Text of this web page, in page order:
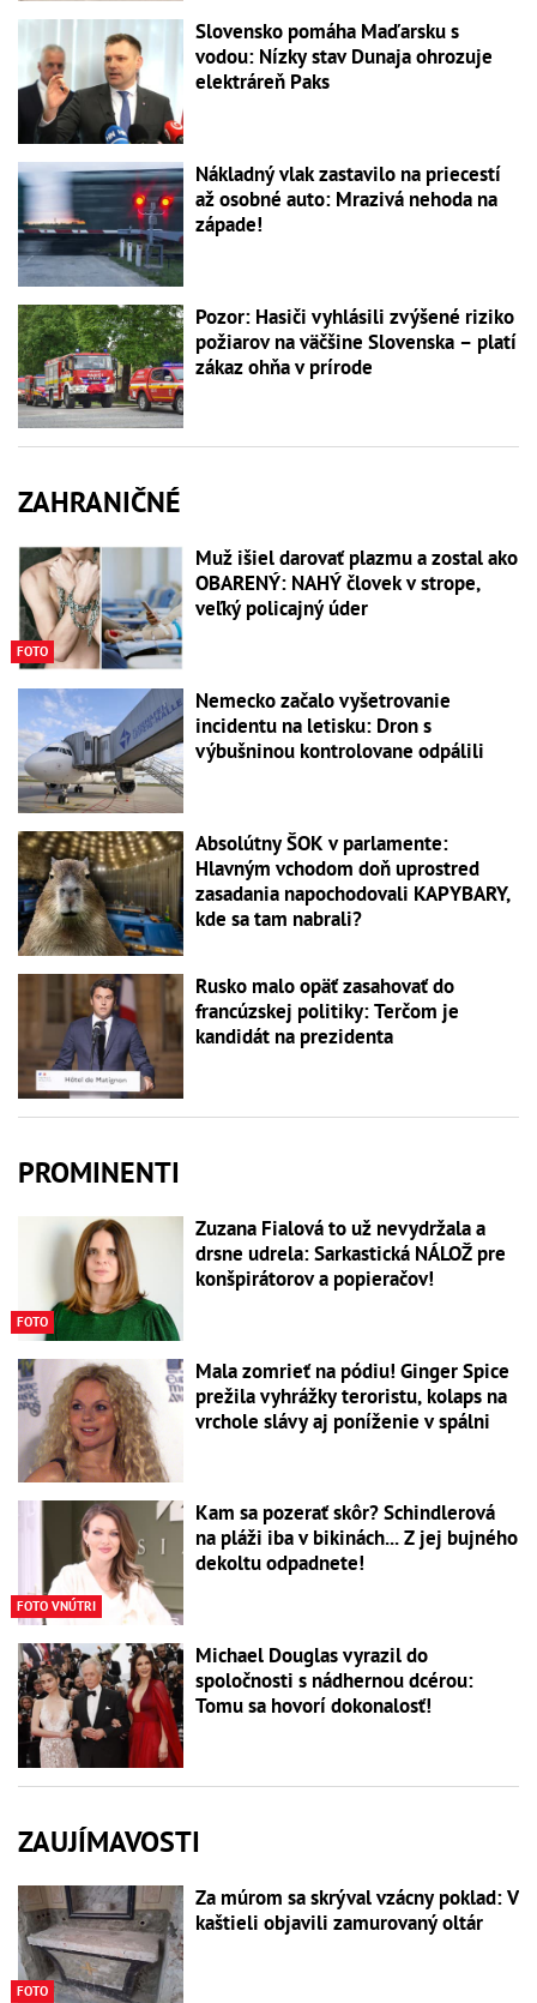
Slovensko pomáha Maďarsku s
vodou: Nízky stav Dunaja ohrozuje
elektráreň Paks
Nákladný vlak zastavilo na priecestí
až osobné auto: Mrazivá nehoda na
západe!
Pozor: Hasiči vyhlásili zvýšené riziko
požiarov na väčšine Slovenska – platí
zákaz ohňa v prírode
ZAHRANIČNÉ
FOTO
Muž išiel darovať plazmu a zostal ako
OBARENÝ: NAHÝ človek v strope,
veľký policajný úder
Nemecko začalo vyšetrovanie
incidentu na letisku: Dron s
výbušninou kontrolovane odpálili
Absolútny ŠOK v parlamente:
Hlavným vchodom doň uprostred
zasadania napochodovali KAPYBARY,
kde sa tam nabrali?
Rusko malo opäť zasahovať do
francúzskej politiky: Terčom je
kandidát na prezidenta
PROMINENTI
FOTO
Zuzana Fialová to už nevydržala a
drsne udrela: Sarkastická NÁLOŽ pre
konšpirátorov a popieračov!
Mala zomrieť na pódiu! Ginger Spice
prežila vyhrážky teroristu, kolaps na
vrchole slávy aj poníženie v spálni
FOTO VNÚTRI
Kam sa pozerať skôr? Schindlerová
na pláži iba v bikinách... Z jej bujného
dekoltu odpadnete!
Michael Douglas vyrazil do
spoločnosti s nádhernou dcérou:
Tomu sa hovorí dokonalosť!
ZAUJÍMAVOSTI
FOTO
Za múrom sa skrýval vzácny poklad: V
kaštieli objavili zamurovaný oltár